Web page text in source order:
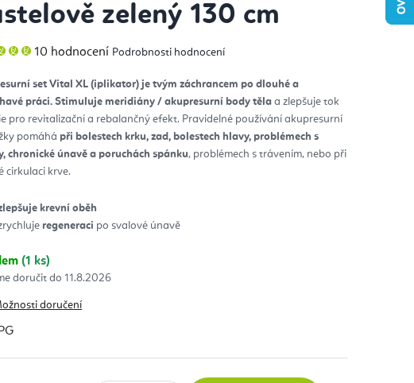
zelený 130 cm
Průměrné
hodnocení
5,0
z
5
hvězdiček.
10 hodnocení Podrobnosti hodnocení
set Vital XL (iplikator) je tvým záchrancem po dlouhé a
práci. Stimuluje meridiány / akupresurní body těla a zlepšuje tok
pro revitalizační a rebalančný efekt. Pravidelné používání akupresurní
pomáhápři bolestech krku, zad, bolestech hlavy, problémech s
chronické únavě a poruchách spánku, problémech s trávením, nebo při
cirkulaci krve.
krevní oběh
regeneraci po svalové únavě
(1 ks)
11.8.2026
doručení